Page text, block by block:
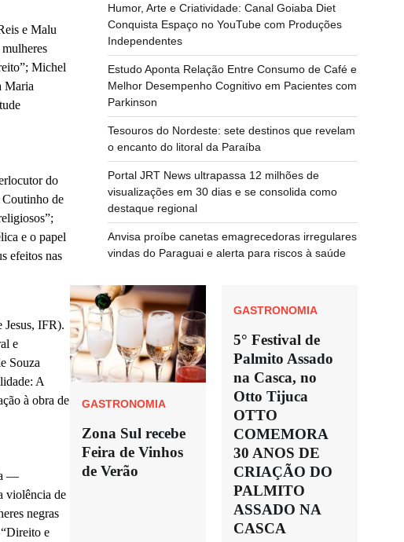
e Malu
mulheres
Michel
Maria
do
de
e o papel
efeitos nas
Jesus, IFR).
e
Souza
A
à obra de
—
violência de
negras
e
Humor, Arte e Criatividade: Canal Goiaba Diet
Conquista Espaço no YouTube com Produções
Independentes
Estudo Aponta Relação Entre Consumo de Café e
Melhor Desempenho Cognitivo em Pacientes com
Parkinson
Tesouros do Nordeste: sete destinos que revelam
o encanto do litoral da Paraíba
Portal JRT News ultrapassa 12 milhões de
visualizações em 30 dias e se consolida como
destaque regional
Anvisa proíbe canetas emagrecedoras irregulares
vindas do Paraguai e alerta para riscos à saúde
GASTRONOMIA
Zona Sul recebe
Feira de Vinhos
de Verão
GASTRONOMIA
5° Festival de
Palmito Assado
na Casca, no
Otto Tijuca
OTTO
COMEMORA
30 ANOS DE
CRIAÇÃO DO
PALMITO
ASSADO NA
CASCA